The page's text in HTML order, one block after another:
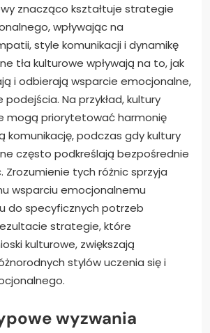
znacząco kształtuje strategie
wpływając na
style komunikacji i dynamikę
tła kulturowe wpływają na to, jak
i odbierają wsparcie emocjonalne,
Na przykład, kultury
mogą priorytetować harmonię
komunikację, podczas gdy kultury
często podkreślają bezpośrednie
Zrozumienie tych różnic sprzyja
wsparciu emocjonalnemu
do specyficznych potrzeb
strategie, które
kulturowe, zwiększają
stylów uczenia się i
wyzwania